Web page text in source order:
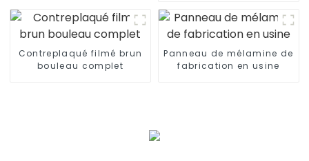
Contreplaqué filmé brun
bouleau complet
Panneau de mélamine de
fabrication en usine